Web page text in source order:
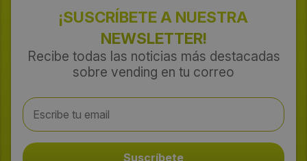
¡SUSCRÍBETE A NUESTRA
NEWSLETTER!
Recibe todas las noticias más destacadas
sobre vending en tu correo